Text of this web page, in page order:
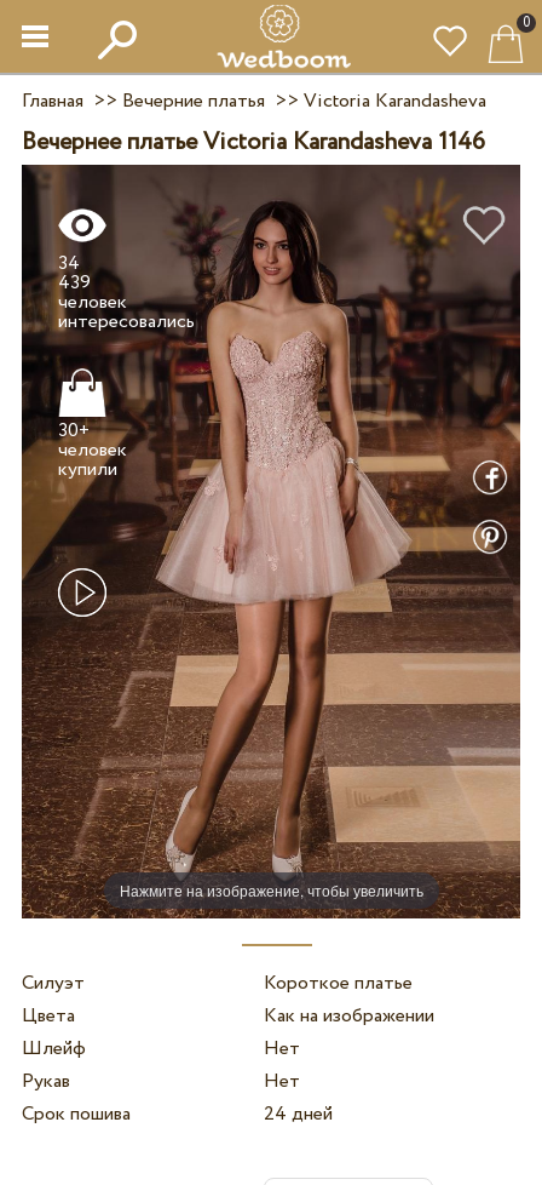
0
Главная >> Вечерние платья >> Victoria Karandasheva
Вечернее платье Victoria Karandasheva 1146
Нажмите на изображение, чтобы увеличить
34
439
человек
интересовались
30+
человек
Силуэт
Короткое платье
Цвета
Как на изображении
Шлейф
Нет
Рукав
Нет
Срок пошива
24 дней